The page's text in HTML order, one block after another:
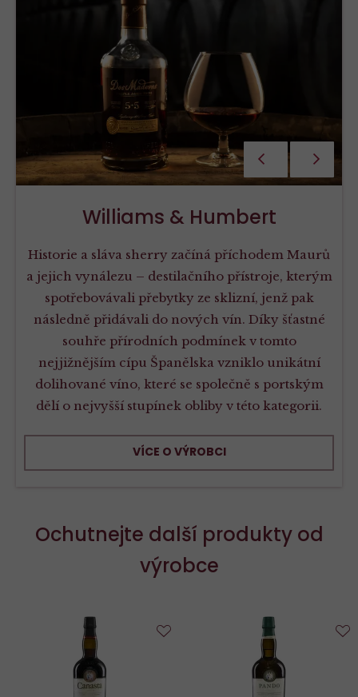
Williams & Humbert
Historie a sláva sherry začíná příchodem Maurů
a jejich vynálezu – destilačního přístroje, kterým
spotřebovávali přebytky ze sklizní, jenž pak
následně přidávali do nových vín. Díky šťastné
souhře přírodních podmínek v tomto
nejjižnějším cípu Španělska vzniklo unikátní
dolihované víno, které se společně s portským
dělí o nejvyšší stupínek obliby v této kategorii.
VÍCE O VÝROBCI
PŘEDCHOZÍ
Ochutnejte další produkty od
výrobce